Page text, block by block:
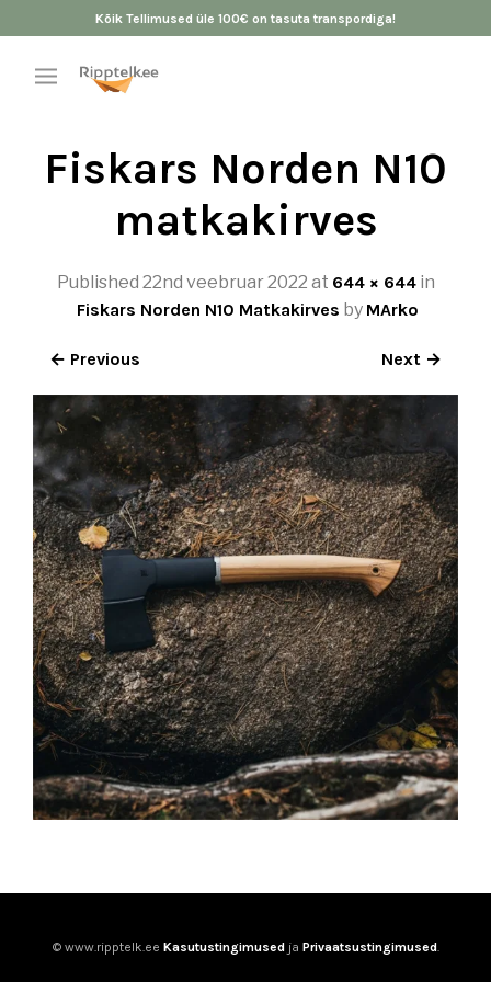
Kõik Tellimused üle 100€ on tasuta transpordiga!
Fiskars Norden N10
matkakirves
Published 22nd veebruar 2022 at 644 × 644in
Fiskars Norden N10 Matkakirves by MArko
← Previous Next →
© www.ripptelk.ee Kasutustingimusedja Privaatsustingimused.